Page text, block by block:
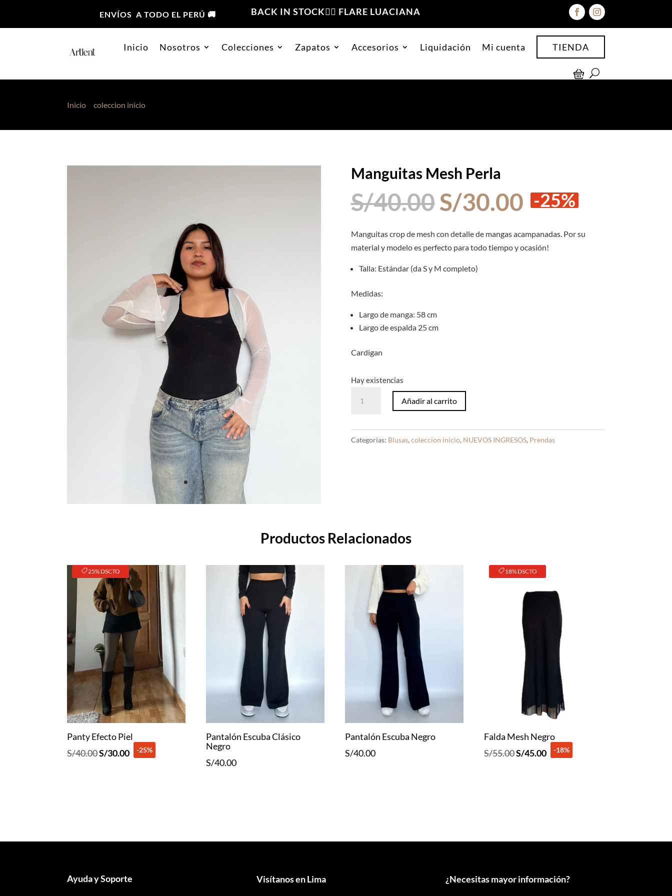
ENVÍOS A TODO EL PERÚ 🚚 BACK IN STOCK❤️‍🔥 FLARE LUACIANA
Inicio Nosotros Colecciones Zapatos Accesorios Liquidación Mi cuenta TIENDA
Inicio >coleccion inicio
Manguitas Mesh Perla
S/40.00El
precio
original
era:
S/40.00.
S/30.00El
precio
actual
es:
S/30.00.
-25%
Manguitas crop de mesh con detalle de mangas acampanadas. Por su
material y modelo es perfecto para todo tiempo y ocasión!
Talla: Estándar (da S y M completo)
Medidas:
Largo de manga: 58 cm
Largo de espalda 25 cm
Cardigan
Hay existencias
Añadir al carrito
Categorías: Blusas, coleccion inicio, NUEVOS INGRESOS, Prendas
Productos Relacionados
25% DSCTO
Panty Efecto Piel
S/40.00El
S/30.00El-25%
Pantalón Escuba Clásico
Negro
S/40.00
Pantalón Escuba Negro
S/40.00
18% DSCTO
Falda Mesh Negro
S/55.00El
S/45.00El-18%
Ayuda y Soporte Visítanos en Lima ¿Necesitas mayor información?